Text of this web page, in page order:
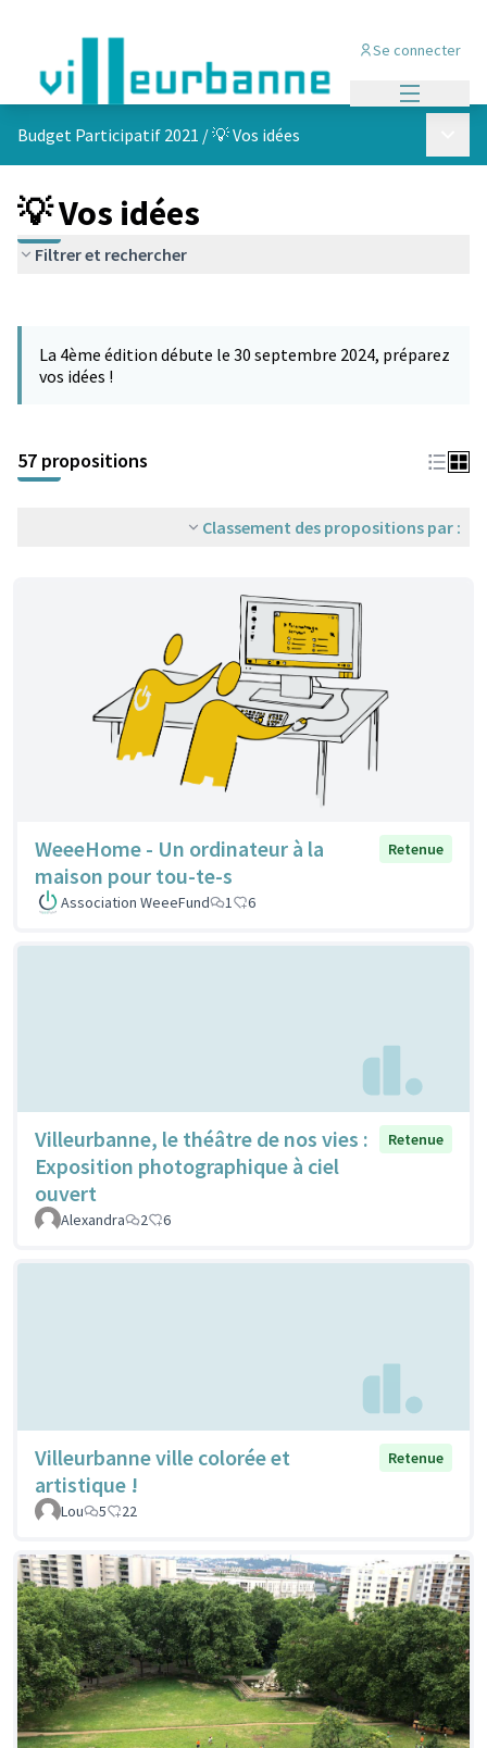
Se connecter
Budget Participatif 2021 /💡 Vos idées
💡 Vos idées
Filtrer et rechercher
La 4ème édition débute le 30 septembre 2024, préparez
vos idées !
57 propositions
Classement des propositions par :
WeeeHome - Un ordinateur à la
maison pour tou-te-s
Retenue
Association WeeeFund 1 6
Villeurbanne, le théâtre de nos vies :
Exposition photographique à ciel
ouvert
Retenue
Alexandra 2 6
Villeurbanne ville colorée et
artistique !
Retenue
Lou 5 22